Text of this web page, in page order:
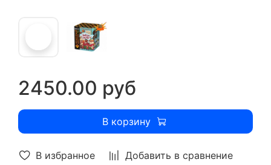
В избранное Добавить в сравнение
2450.00 руб
В корзину